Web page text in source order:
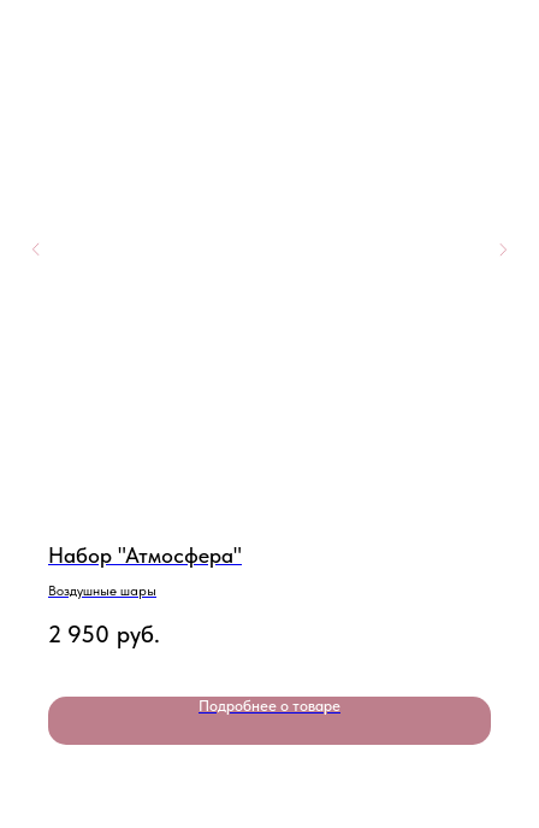
Набор "Атмосфера"
Воздушные шары
2 950 руб.
Подробнее о товаре